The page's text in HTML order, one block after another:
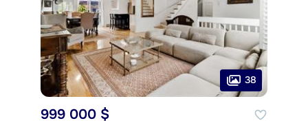
38
999 000 $